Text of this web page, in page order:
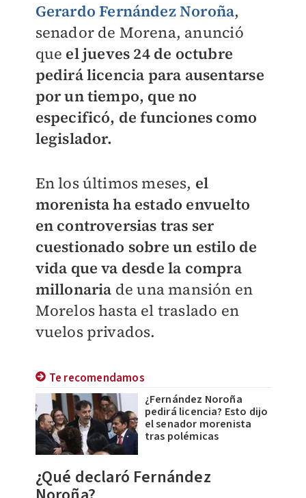
Gerardo Fernández Noroña,
senador de Morena, anunció
que el jueves 24 de octubre
pedirá licencia para ausentarse
por un tiempo, que no
especificó, de funciones como
legislador.
En los últimos meses, el
morenista ha estado envuelto
en controversias tras ser
cuestionado sobre un estilo de
vida que va desde la compra
millonaria de una mansión en
Morelos hasta el traslado en
vuelos privados.
Te recomendamos
¿Fernández Noroña
pedirá licencia? Esto dijo
el senador morenista
tras polémicas
¿Qué declaró Fernández